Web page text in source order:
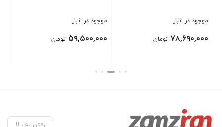
موجود در انبار
۷۸,۶۹۰,۰۰۰ تومان
موجود در انبار
۵۹,۵۰۰,۰۰۰ تومان
بستن
رفتن به بالا